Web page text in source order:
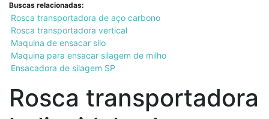
Buscas relacionadas:
Rosca transportadora de aço carbono
Rosca transportadora vertical
Maquina de ensacar silo
Maquina para ensacar silagem de milho
Ensacadora de silagem SP
Rosca transportadora